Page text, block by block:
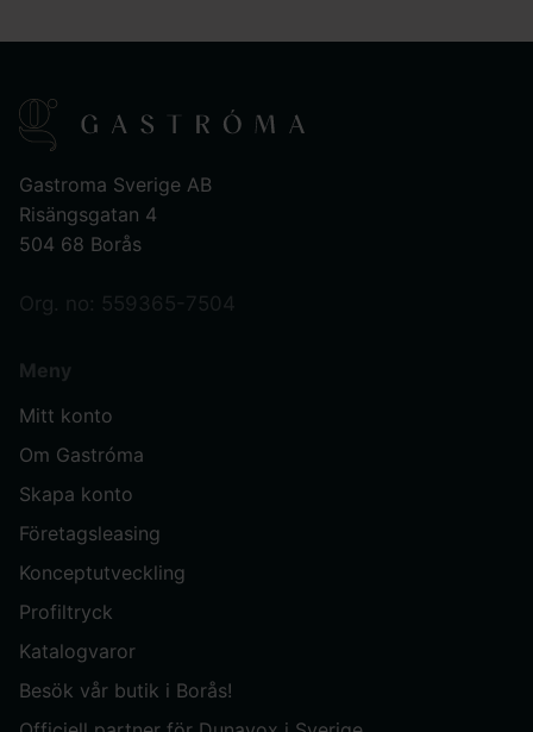
Gastroma Sverige AB
Risängsgatan 4
504 68 Borås
Org. no: 559365-7504
Meny
Mitt konto
Om Gastróma
Skapa konto
Företagsleasing
Konceptutveckling
Profiltryck
Katalogvaror
Besök vår butik i Borås!